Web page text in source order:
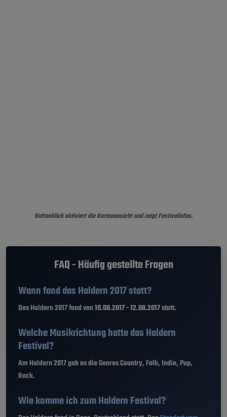
Buttonklick aktiviert die Kartenansicht und zeigt Festivalinfos.
FAQ - Häufig gestellte Fragen
Wann fand das Haldern 2017 statt?
Das Haldern 2017 fand von10.08.2017 - 12.08.2017statt.
Welche Musikrichtung hatte das Haldern
Festival?
Am Haldern 2017 gab es die Genres Country, Folk, Indie, Pop,
Rock.
Wie komme ich zum Haldern Festival?